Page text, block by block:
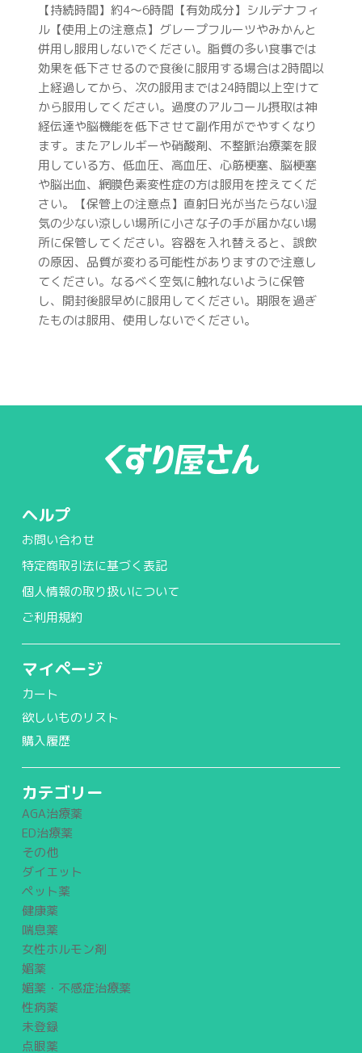
【持続時間】約4〜6時間【有効成分】シルデナフィ
ル【使用上の注意点】グレープフルーツやみかんと
併用し服用しないでください。脂質の多い食事では
効果を低下させるので食後に服用する場合は2時間以
上経過してから、次の服用までは24時間以上空けて
から服用してください。過度のアルコール摂取は神
経伝達や脳機能を低下させて副作用がでやすくなり
ます。またアレルギーや硝酸剤、不整脈治療薬を服
用している方、低血圧、高血圧、心筋梗塞、脳梗塞
や脳出血、網膜色素変性症の方は服用を控えてくだ
さい。【保管上の注意点】直射日光が当たらない湿
気の少ない涼しい場所に小さな子の手が届かない場
所に保管してください。容器を入れ替えると、誤飲
の原因、品質が変わる可能性がありますので注意し
てください。なるべく空気に触れないように保管
し、開封後服早めに服用してください。期限を過ぎ
たものは服用、使用しないでください。
ヘルプ
お問い合わせ
特定商取引法に基づく表記
個人情報の取り扱いについて
ご利用規約
マイページ
カート
欲しいものリスト
購入履歴
カテゴリー
AGA治療薬
ED治療薬
その他
ダイエット
ペット薬
健康薬
喘息薬
女性ホルモン剤
媚薬
媚薬・不感症治療薬
性病薬
未登録
点眼薬